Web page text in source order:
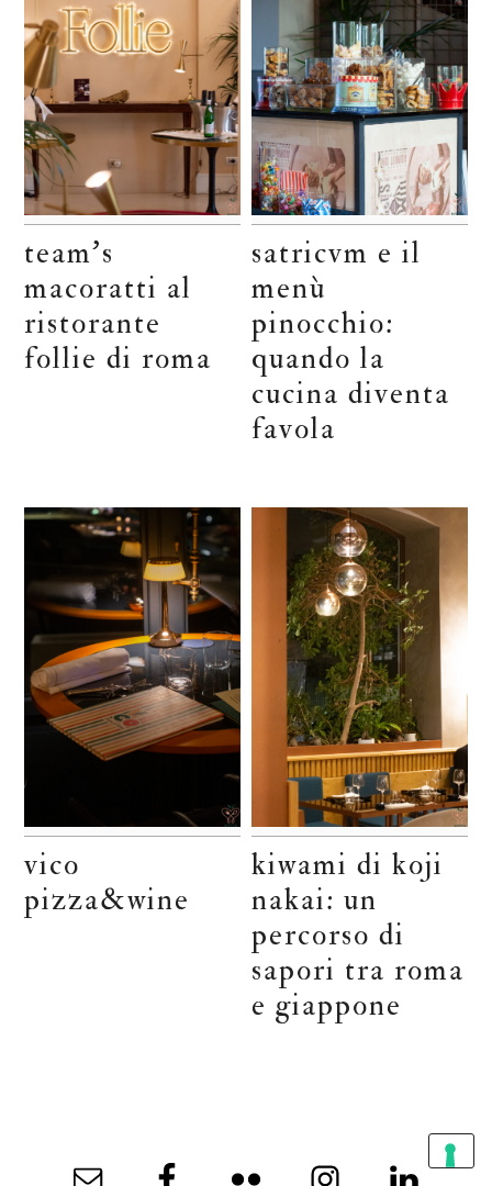
team’s
macoratti al
ristorante
follie di roma
satricvm e il
menù
pinocchio:
quando la
cucina diventa
favola
vico
pizza&wine
kiwami di koji
nakai: un
percorso di
sapori tra roma
e giappone